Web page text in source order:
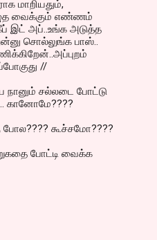
மாறியதும்,
வைக்கும் எண்ணம்
இட் அப்..உங்க அடுத்த
சொல்லுங்க பாஸ்..
//
நானும் சல்லடை போட்டு
கானோமே????
போல???? கூச்சமோ????
போட்டி வைக்க